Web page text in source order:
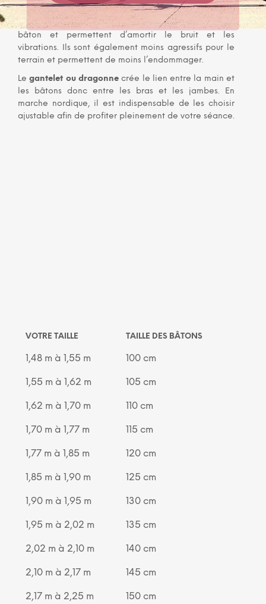
un métal gris très résistant
Lesembouts et les pads
recouvrent la pointe du
bâton et permettent d’amortir le bruit et les
vibrations. Ils sont également moins agressifs pour le
terrain et permettent de moins l’endommager.
Legantelet ou dragonnecrée le lien entre la main et
les bâtons donc entre les bras et les jambes. En
marche nordique, il est indispensable de les choisir
ajustable afin de profiter pleinement de votre séance.
VOTRE TAILLE TAILLE DES BÂTONS
1,48 m à 1,55 m 100 cm
1,55 m à 1,62 m 105 cm
1,62 m à 1,70 m 110 cm
1,70 m à 1,77 m 115 cm
1,77 m à 1,85 m 120 cm
1,85 m à 1,90 m 125 cm
1,90 m à 1,95 m 130 cm
1,95 m à 2,02 m 135 cm
2,02 m à 2,10 m 140 cm
2,10 m à 2,17 m 145 cm
2,17 m à 2,25 m 150 cm